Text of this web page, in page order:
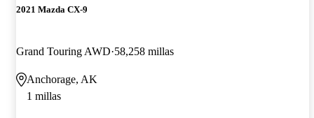
2021 Mazda CX-9
Grand Touring AWD 58,258 millas
Anchorage, AK
1 millas